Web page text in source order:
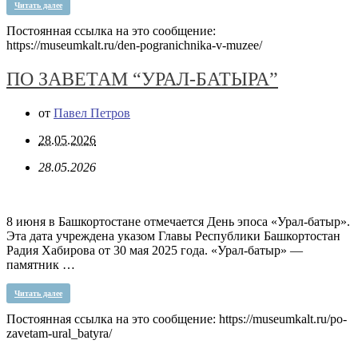
Читать далее
Постоянная ссылка на это сообщение:
https://museumkalt.ru/den-pogranichnika-v-muzee/
ПО ЗАВЕТАМ “УРАЛ-БАТЫРА”
от Павел Петров
28.05.2026
28.05.2026
8 июня в Башкортостане отмечается День эпоса «Урал-батыр».
Эта дата учреждена указом Главы Республики Башкортостан
Радия Хабирова от 30 мая 2025 года. «Урал-батыр» —
памятник …
Читать далее
Постоянная ссылка на это сообщение: https://museumkalt.ru/po-
zavetam-ural_batyra/